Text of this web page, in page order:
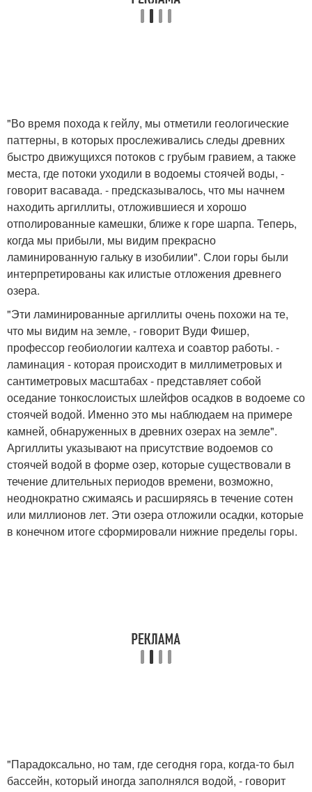
"Во время похода к гейлу, мы отметили геологические
паттерны, в которых прослеживались следы древних
быстро движущихся потоков с грубым гравием, а также
места, где потоки уходили в водоемы стоячей воды, -
говорит васавада. - предсказывалось, что мы начнем
находить аргиллиты, отложившиеся и хорошо
отполированные камешки, ближе к горе шарпа. Теперь,
когда мы прибыли, мы видим прекрасно
ламинированную гальку в изобилии". Слои горы были
интерпретированы как илистые отложения древнего
озера.
"Эти ламинированные аргиллиты очень похожи на те,
что мы видим на земле, - говорит Вуди Фишер,
профессор геобиологии калтеха и соавтор работы. -
ламинация - которая происходит в миллиметровых и
сантиметровых масштабах - представляет собой
оседание тонкослоистых шлейфов осадков в водоеме со
стоячей водой. Именно это мы наблюдаем на примере
камней, обнаруженных в древних озерах на земле".
Аргиллиты указывают на присутствие водоемов со
стоячей водой в форме озер, которые существовали в
течение длительных периодов времени, возможно,
неоднократно сжимаясь и расширяясь в течение сотен
или миллионов лет. Эти озера отложили осадки, которые
в конечном итоге сформировали нижние пределы горы.
"Парадоксально, но там, где сегодня гора, когда-то был
бассейн, который иногда заполнялся водой, - говорит